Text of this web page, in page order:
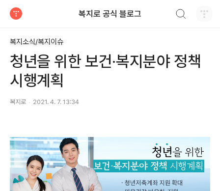
복지로 공식 블로그
복지소식/복지이슈
청년을 위한 보건·복지분야 정책
시행계획
복지로 2021. 4. 7. 13:34